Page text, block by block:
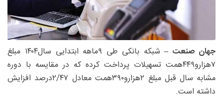
جهان صنعت –
شبکه بانکی طی ۹ماهه ابتدایی سال۱۴۰۴ مبلغ
۷‌هزارو۴۴۹همت تسهیلات پرداخت کرده که در مقایسه با دوره
مشابه سال قبل مبلغ ۲‌هزارو۳۹۰‌همت معادل ۲/۴۷‌درصد افزایش
داشته است.